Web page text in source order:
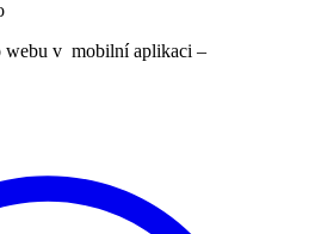
webu v mobilní aplikaci –